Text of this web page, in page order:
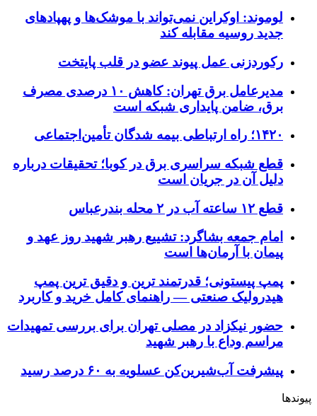
لوموند: اوکراین نمی‌تواند با موشک‌ها و پهپادهای
جدید روسیه مقابله کند
رکوردزنی عمل پیوند عضو در قلب پایتخت
مدیرعامل برق تهران: کاهش ۱۰ درصدی مصرف
برق، ضامن پایداری شبکه است
۱۴۲۰؛ راه ارتباطی بیمه شدگان تأمین‌اجتماعی
قطع شبکه سراسری برق در کوبا؛ تحقیقات درباره
دلیل آن در جریان است
قطع ۱۲ ساعته آب در ۲ محله بندرعباس
امام جمعه بشاگرد: تشییع رهبر شهید روز عهد و
پیمان با آرمان‌ها است
پمپ پیستونی؛ قدرتمند ترین و دقیق‌ ترین پمپ
هیدرولیک صنعتی — راهنمای کامل خرید و کاربرد
حضور نیکزاد در مصلی تهران برای بررسی تمهیدات
مراسم وداع با رهبر شهید
پیشرفت آب‌شیرین‌کن عسلویه به ۶۰ درصد رسید
پیوندها